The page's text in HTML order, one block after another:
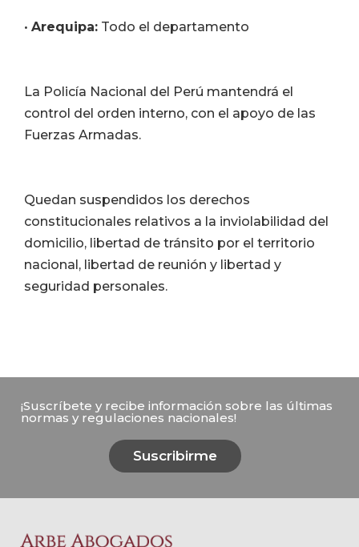
• Arequipa: Todo el departamento
La Policía Nacional del Perú mantendrá el
control del orden interno, con el apoyo de las
Fuerzas Armadas.
Quedan suspendidos los derechos
constitucionales relativos a la inviolabilidad del
domicilio, libertad de tránsito por el territorio
nacional, libertad de reunión y libertad y
seguridad personales.
¡Suscríbete y recibe información sobre las últimas
normas y regulaciones nacionales!
Suscribirme